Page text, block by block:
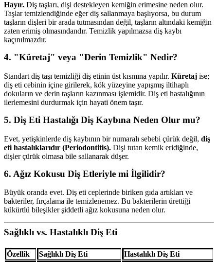
Hayır. Diş taşları, dişi destekleyen kemiğin erimesine neden olur.
Taşlar temizlendiğinde eğer diş sallanmaya başlıyorsa, bu durum
taşların dişleri bir arada tutmasından değil, taşların altındaki kemiğin
zaten erimiş olmasındandır. Temizlik yapılmazsa diş kaybı
kaçınılmazdır.
4. "Küretaj" veya "Derin Temizlik" Nedir?
Standart diş taşı temizliği diş etinin üst kısmına yapılır. Küretaj ise;
diş eti cebinin içine girilerek, kök yüzeyine yapışmış iltihaplı
dokuların ve derin taşların kazınması işlemidir. Diş eti hastalığının
ilerlemesini durdurmak için hayati önem taşır.
5. Diş Eti Hastalığı Diş Kaybına Neden Olur mu?
Evet, yetişkinlerde diş kaybının bir numaralı sebebi çürük değil, diş
eti hastalıklarıdır (Periodontitis). Dişi tutan kemik eridiğinde,
dişler çürük olmasa bile sallanarak düşer.
6. Ağız Kokusu Diş Etleriyle mi İlgilidir?
Büyük oranda evet. Diş eti ceplerinde biriken gıda artıkları ve
bakteriler, fırçalama ile temizlenemez. Bu bakterilerin ürettiği
kükürtlü bileşikler şiddetli ağız kokusuna neden olur.
Sağlıklı vs. Hastalıklı Diş Eti
Özellik Sağlıklı Diş Eti
Hastalıklı Diş Eti